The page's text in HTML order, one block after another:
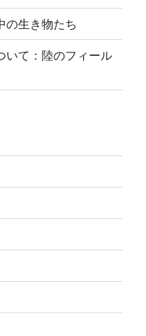
の生き物たち
いて：陸のフィール